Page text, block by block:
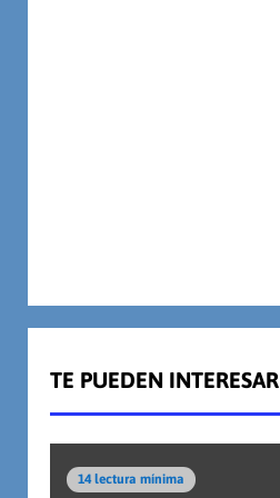
TE PUEDEN INTERESAR
14 lectura mínima